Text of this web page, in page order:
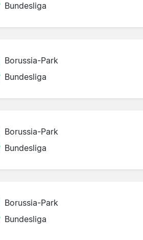
Bundesliga
Borussia-Park
Bundesliga
Borussia-Park
Bundesliga
Borussia-Park
Bundesliga